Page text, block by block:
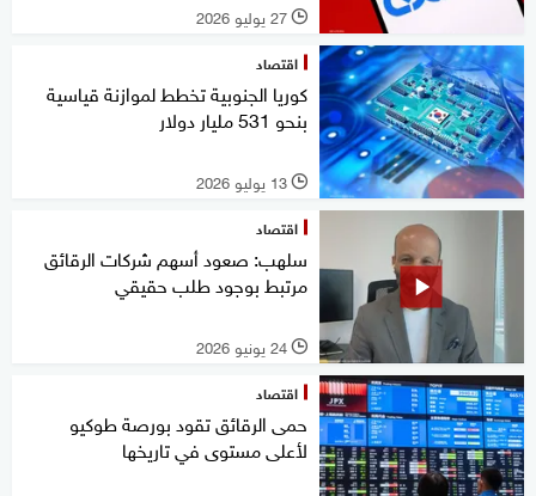
l 27 يوليو 2026
اقتصاد
كوريا الجنوبية تخطط لموازنة قياسية
بنحو 531 مليار دولار
l 13 يوليو 2026
اقتصاد
سلهب: صعود أسهم شركات الرقائق
مرتبط بوجود طلب حقيقي
l 24 يونيو 2026
اقتصاد
حمى الرقائق تقود بورصة طوكيو
لأعلى مستوى في تاريخها